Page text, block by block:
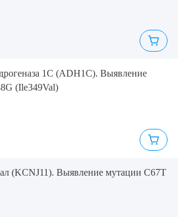
1C (ADH1C). Выявление
(Ile349Val)
(KCNJ11). Выявление мутации C67T
услугу